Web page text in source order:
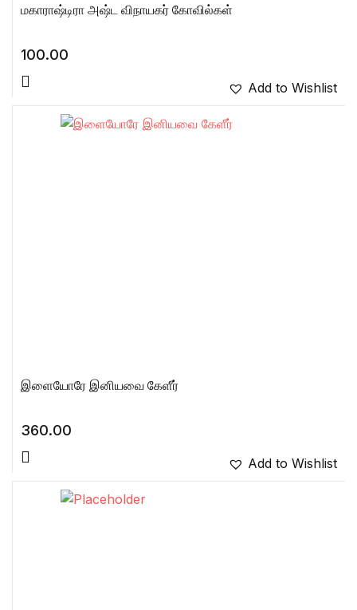
மகாராஷ்டிரா அஷ்ட விநாயகர் கோவில்கள்
100.00
Add to Wishlist
இளையோரே இனியவை கேளீர்
360.00
Add to Wishlist